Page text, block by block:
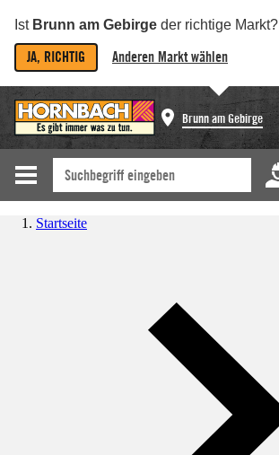
Ist Brunn am Gebirge der richtige Markt?
JA, RICHTIG Anderen Markt wählen
Brunn am Gebirge
Startseite